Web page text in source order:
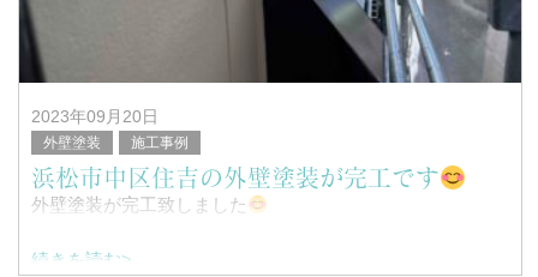
塗替家の堤と申します。
&
2023年09月20日
外壁塗装 施工事例
浜松市中区住吉の外壁塗装が完工です
外壁塗装が完工致しました
続きを読む>